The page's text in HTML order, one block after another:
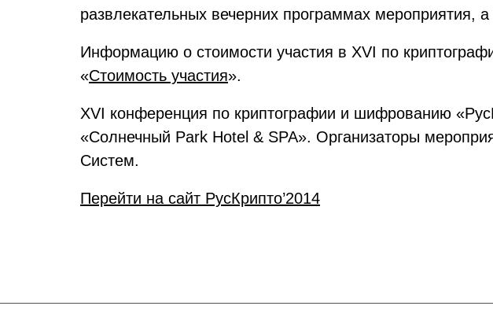
развлекательных вечерних программах мероприятия,
Информацию о стоимости участия в XVI по
«Стоимость участия».
XVI конференция по криптографии и шифрованию
«Солнечный Park Hotel & SPA». Организаторы
Систем.
Перейти на сайт РусКрипто’2014